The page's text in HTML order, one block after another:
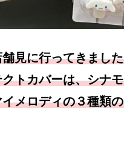
見に行ってきまし
トカバーは、シナ
メロディの３種類